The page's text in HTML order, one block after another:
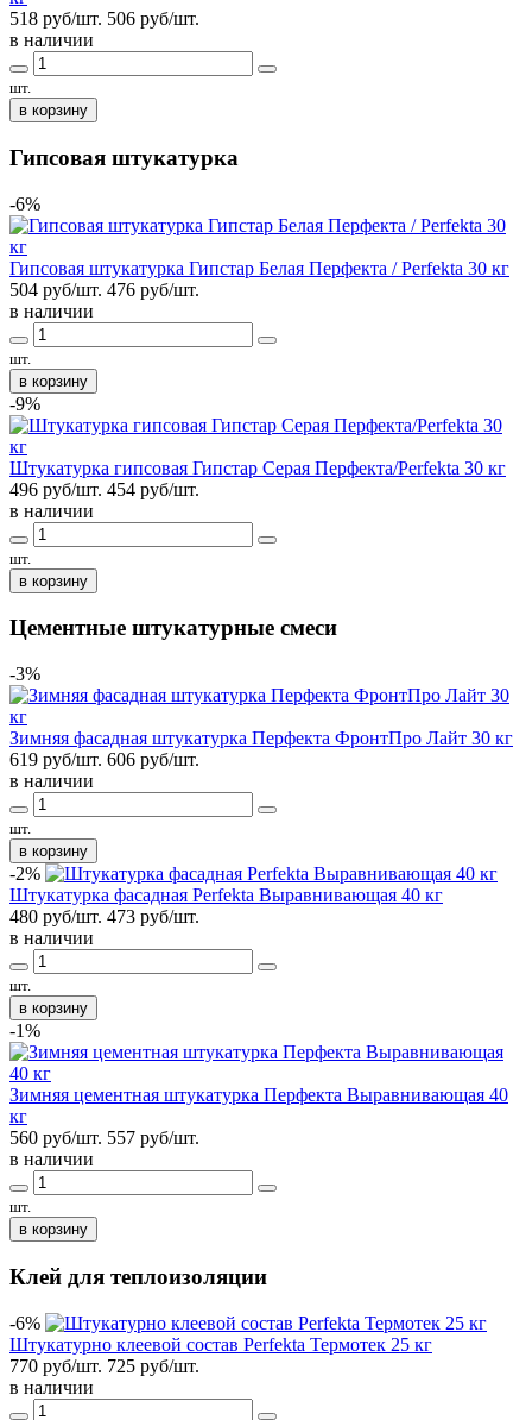
518 руб/шт. 506 руб/шт.
в наличии
шт.
в корзину
Гипсовая штукатурка
-6%
Гипсовая штукатурка Гипстар Белая Перфекта / Perfekta 30 кг
504 руб/шт. 476 руб/шт.
в наличии
шт.
в корзину
-9%
Штукатурка гипсовая Гипстар Серая Перфекта/Perfekta 30 кг
496 руб/шт. 454 руб/шт.
в наличии
шт.
в корзину
Цементные штукатурные смеси
-3%
Зимняя фасадная штукатурка Перфекта ФронтПро Лайт 30 кг
619 руб/шт. 606 руб/шт.
в наличии
шт.
в корзину
-2%
Штукатурка фасадная Perfekta Выравнивающая 40 кг
480 руб/шт. 473 руб/шт.
в наличии
шт.
в корзину
-1%
Зимняя цементная штукатурка Перфекта Выравнивающая 40
кг
560 руб/шт. 557 руб/шт.
в наличии
шт.
в корзину
Клей для теплоизоляции
-6%
Штукатурно клеевой состав Perfekta Термотек 25 кг
770 руб/шт. 725 руб/шт.
в наличии